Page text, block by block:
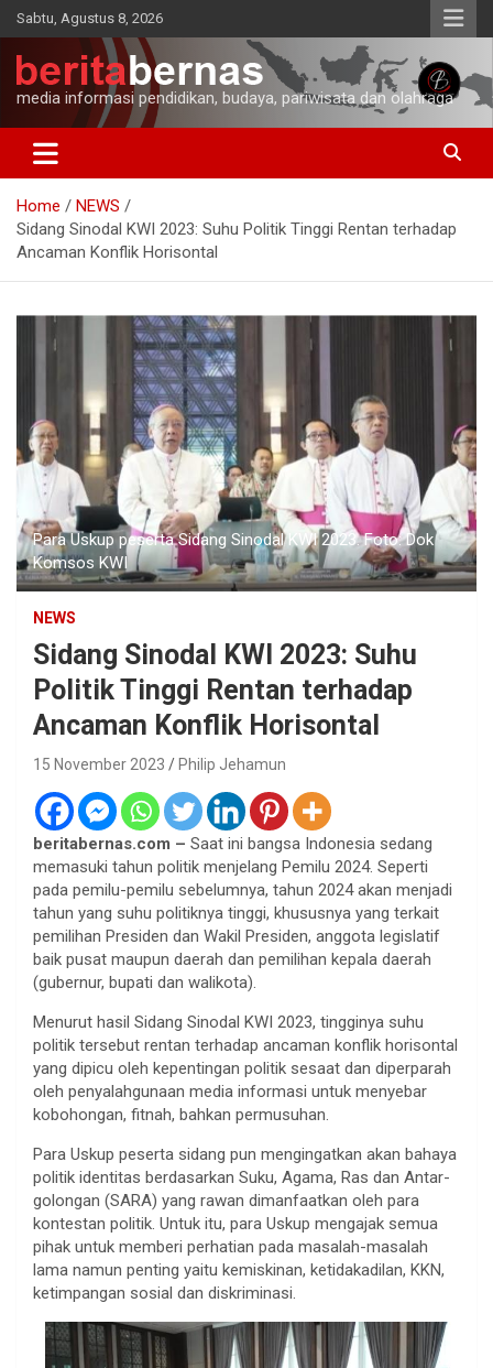
Skip
to
content
Sabtu, Agustus 8, 2026
media informasi pendidikan, budaya, pariwisata dan olahraga
Home
NEWS
Sidang Sinodal KWI 2023: Suhu Politik Tinggi Rentan terhadap
Ancaman Konflik Horisontal
Para Uskup peserta Sidang Sinodal KWI 2023. Foto: Dok
Komsos KWI
NEWS
Sidang Sinodal KWI 2023: Suhu
Politik Tinggi Rentan terhadap
Ancaman Konflik Horisontal
15 November 2023 Philip Jehamun
beritabernas.com – Saat ini bangsa Indonesia sedang
memasuki tahun politik menjelang Pemilu 2024. Seperti
pada pemilu-pemilu sebelumnya, tahun 2024 akan menjadi
tahun yang suhu politiknya tinggi, khususnya yang terkait
pemilihan Presiden dan Wakil Presiden, anggota legislatif
baik pusat maupun daerah dan pemilihan kepala daerah
(gubernur, bupati dan walikota).
Menurut hasil Sidang Sinodal KWI 2023, tingginya suhu
politik tersebut rentan terhadap ancaman konflik horisontal
yang dipicu oleh kepentingan politik sesaat dan diperparah
oleh penyalahgunaan media informasi untuk menyebar
kobohongan, fitnah, bahkan permusuhan.
Para Uskup peserta sidang pun mengingatkan akan bahaya
politik identitas berdasarkan Suku, Agama, Ras dan Antar-
golongan (SARA) yang rawan dimanfaatkan oleh para
kontestan politik. Untuk itu, para Uskup mengajak semua
pihak untuk memberi perhatian pada masalah-masalah
lama namun penting yaitu kemiskinan, ketidakadilan, KKN,
ketimpangan sosial dan diskriminasi.